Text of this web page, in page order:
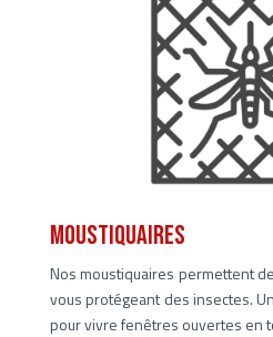
moustiquaires
Nos moustiquaires permettent
vous protégeant des insectes.
pour vivre fenêtres ouvertes en